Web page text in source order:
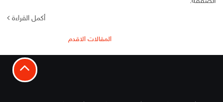
أكمل القراءة
المقالات
المقالات الاقدم